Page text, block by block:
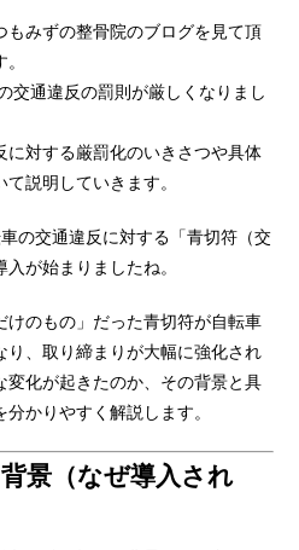
もみずの整骨院のブログを見て頂
交通違反の罰則が厳しくなりまし
に対する厳罰化のいきさつや具体
説明していきます。
の交通違反に対する「青切符（交
が始まりましたね。
けのもの」だった青切符が自転車
り、取り締まりが大幅に強化され
変化が起きたのか、その背景と具
かりやすく解説します。
景（なぜ導入され